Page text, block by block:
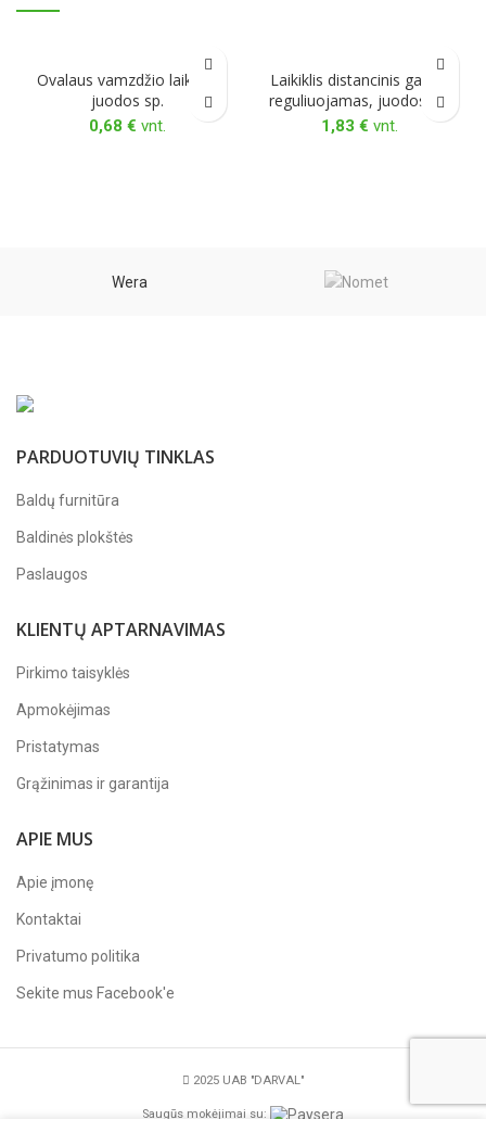
Ovalaus vamzdžio laikiklis
juodos sp.
0,68 € vnt.
Laikiklis distancinis galinis
reguliuojamas, juodos sp.
1,83 € vnt.
Wera
PARDUOTUVIŲ TINKLAS
Baldų furnitūra
Baldinės plokštės
Paslaugos
KLIENTŲ APTARNAVIMAS
Pirkimo taisyklės
Apmokėjimas
Pristatymas
Grąžinimas ir garantija
APIE MUS
Apie įmonę
Kontaktai
Privatumo politika
Sekite mus Facebook'e
2025 UAB "DARVAL"
Saugūs mokėjimai su: